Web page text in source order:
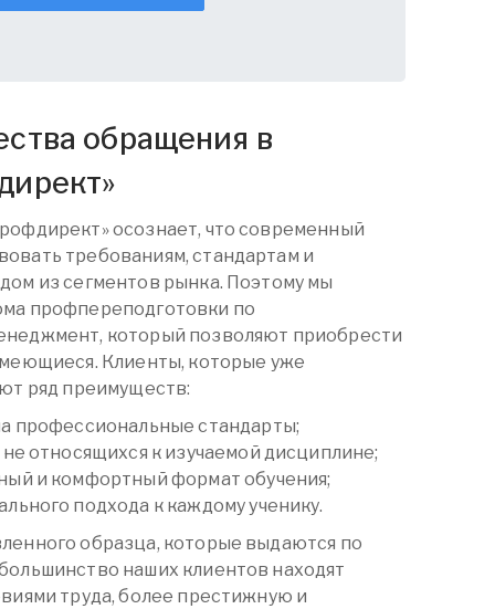
обращения в
»
осознает, что современный
требованиям, стандартам и
из сегментов рынка. Поэтому мы
профпереподготовки по
который позволяют приобрести
Клиенты, которые уже
ряд преимуществ:
профессиональные стандарты;
относящихся к изучаемой дисциплине;
и комфортный формат обучения;
подхода к каждому ученику.
образца, которые выдаются по
наших клиентов находят
труда, более престижную и